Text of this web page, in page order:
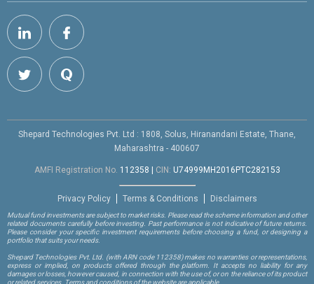
Shepard Technologies Pvt. Ltd : 1808, Solus, Hiranandani Estate, Thane,
Maharashtra - 400607
AMFI Registration No. 112358 | CIN: U74999MH2016PTC282153
Privacy Policy Terms & Conditions Disclaimers
Mutual fund investments are subject to market risks. Please read the scheme information and other
related documents carefully before investing. Past performance is not indicative of future returns.
Please consider your specific investment requirements before choosing a fund, or designing a
portfolio that suits your needs.
Shepard Technologies Pvt. Ltd. (with ARN code 112358)makes no warranties or representations,
express or implied, on products offered through the platform. It accepts no liability for any
damages or losses, however caused, in connection with the use of, or on the reliance of its product
or related services. Terms and conditions of the website are applicable.